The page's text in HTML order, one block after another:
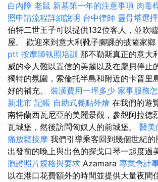
白內障 老鼠 新墓第一年的注意事項 肉毒
照申請流程詳細說明 台中律師 靈骨塔選
伯特二世王子可以提供132位客人，並吹
屋。 歡迎來到意大利靴子腳踝的披薩家鄉
ptt 按摩師執照培訓 那不勒斯真正的意大
威的令人難以置信的美麗以及在龐貝停止
獨特的氛圍，索倫托半島和附近的卡普里
好的補充。 裝潢費用一坪多少 家事服務
新北市 記帳 自助式餐點外燴 在我們的遊
南特蘭西瓦尼亞的美麗景觀，參觀阿拉德
瓦城堡，然後訪問匈奴人的前城堡。 醫美
痛放鬆按摩 我們引導乘客回到幾個世紀
出發前的晚上與出色的探戈口琴一起度過
胞證照片規格與要求 Azamara 專業會計
以在港口花費額外的時間並提供大量夜間